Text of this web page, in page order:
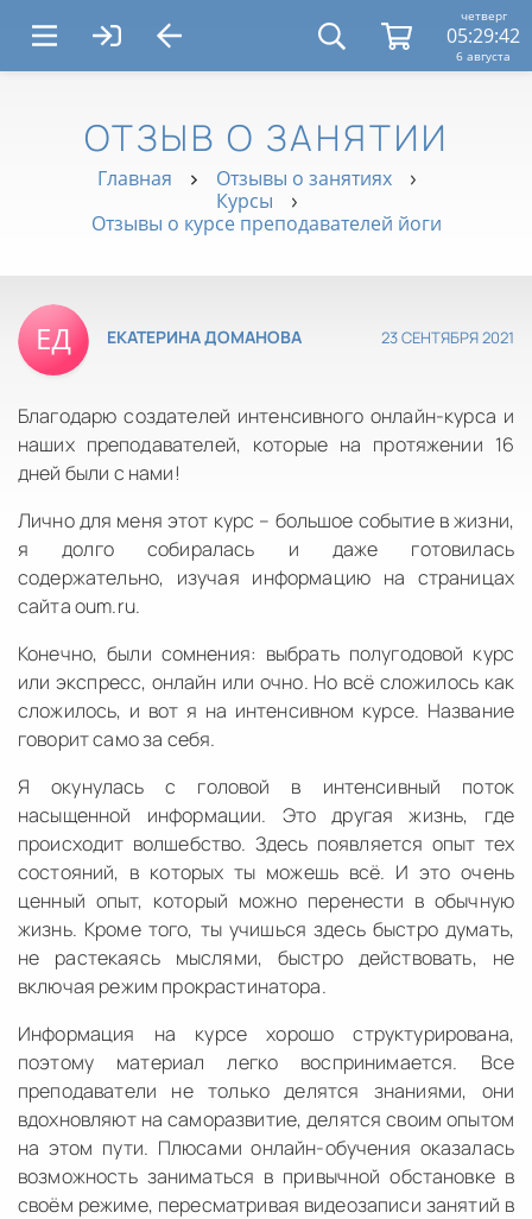
четверг
05:29:43
6 августа
ОТЗЫВ О ЗАНЯТИИ
Главная
Отзывы о занятиях
Курсы
Отзывы о курсе преподавателей йоги
ЕКАТЕРИНА ДОМАНОВА 23 СЕНТЯБРЯ 2021
Благодарю создателей интенсивного онлайн-курса и
наших преподавателей, которые на протяжении 16
дней были с нами!
Лично для меня этот курс – большое событие в жизни,
я долго собиралась и даже готовилась
содержательно, изучая информацию на страницах
сайта oum.ru.
Конечно, были сомнения: выбрать полугодовой курс
или экспресс, онлайн или очно. Но всё сложилось как
сложилось, и вот я на интенсивном курсе. Название
говорит само за себя.
Я окунулась с головой в интенсивный поток
насыщенной информации. Это другая жизнь, где
происходит волшебство. Здесь появляется опыт тех
состояний, в которых ты можешь всё. И это очень
ценный опыт, который можно перенести в обычную
жизнь. Кроме того, ты учишься здесь быстро думать,
не растекаясь мыслями, быстро действовать, не
включая режим прокрастинатора.
Информация на курсе хорошо структурирована,
поэтому материал легко воспринимается. Все
преподаватели не только делятся знаниями, они
вдохновляют на саморазвитие, делятся своим опытом
на этом пути. Плюсами онлайн-обучения оказалась
возможность заниматься в привычной обстановке в
своём режиме, пересматривая видеозаписи занятий в